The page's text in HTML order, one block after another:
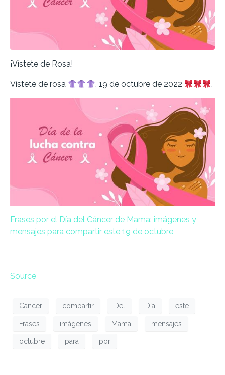
¡Vístete de Rosa!
Vístete de rosa . 19 de octubre de 2022 .
Frases por el Día del Cáncer de Mama: imágenes y
mensajes para compartir este 19 de octubre
Source
Cáncer compartir Del Día este
Frases imágenes Mama mensajes
octubre para por